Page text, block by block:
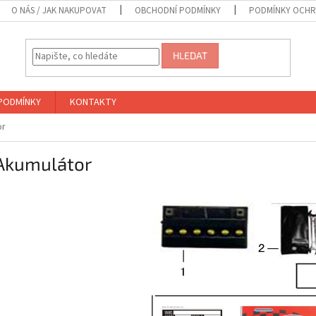
O NÁS / JAK NAKUPOVAT OBCHODNÍ PODMÍNKY PODMÍNKY
HLEDAT
KONTAKTY